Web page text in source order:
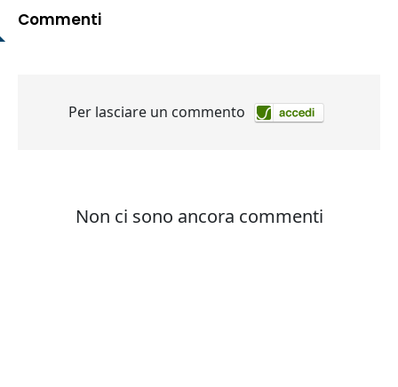
Commenti